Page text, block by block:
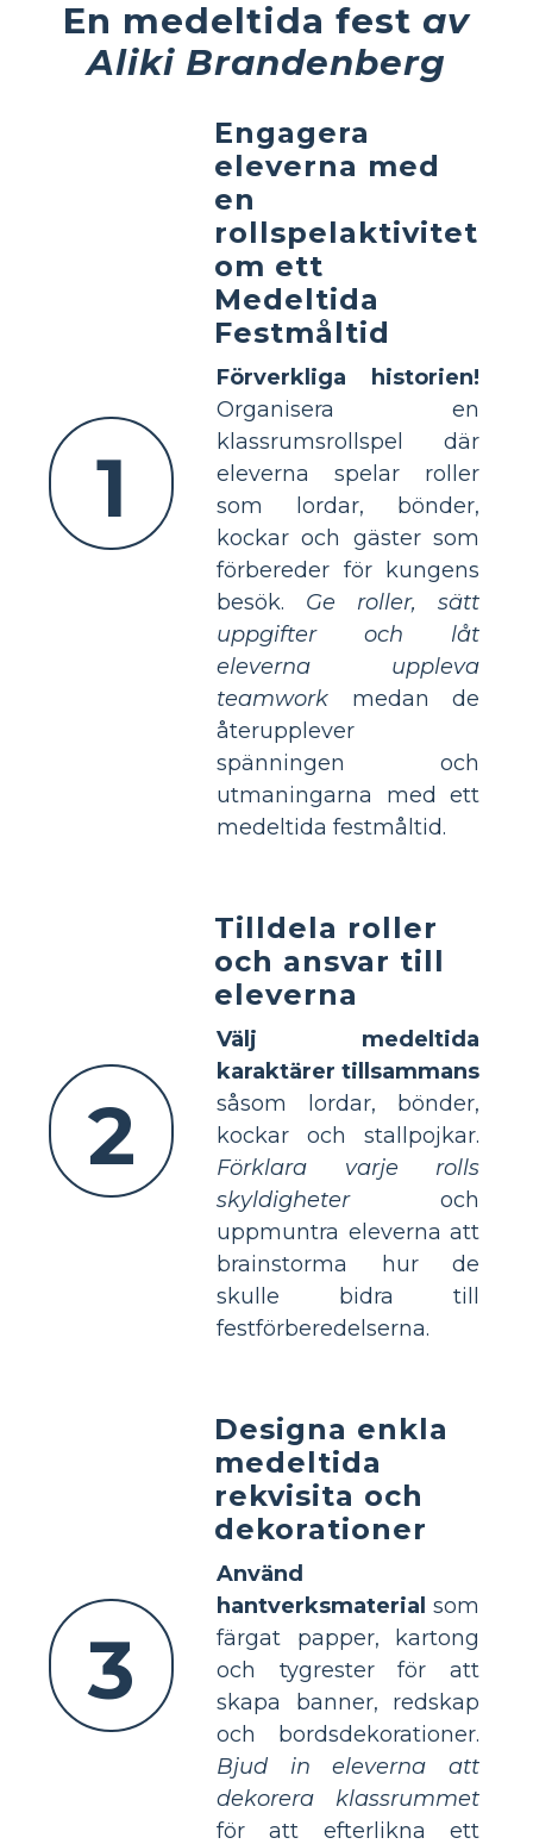
En medeltida fest av
Aliki Brandenberg
1
Engagera
eleverna med
en
rollspelaktivitet
om ett
Medeltida
Festmåltid
Förverkliga historien!
Organisera en
klassrumsrollspel där
eleverna spelar roller
som lordar, bönder,
kockar och gäster som
förbereder för kungens
besök. Ge roller, sätt
uppgifter och låt
eleverna uppleva
teamwork medan de
återupplever
spänningen och
utmaningarna med ett
medeltida festmåltid.
2
Tilldela roller
och ansvar till
eleverna
Välj medeltida
karaktärer tillsammans
såsom lordar, bönder,
kockar och stallpojkar.
Förklara varje rolls
skyldigheteroch
uppmuntra eleverna att
brainstorma hur de
skulle bidra till
festförberedelserna.
3
Designa enkla
medeltida
rekvisita och
dekorationer
Använd
hantverksmaterial som
färgat papper, kartong
och tygrester för att
skapa banner, redskap
och bordsdekorationer.
Bjud in eleverna att
dekorera klassrummet
för att efterlikna ett